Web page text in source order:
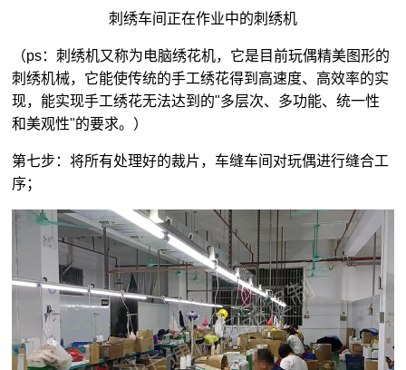
刺绣车间正在作业中的刺绣机
（ps：刺绣机又称为电脑绣花机，它是目前玩偶精美图形的
刺绣机械，它能使传统的手工绣花得到高速度、高效率的实
现，能实现手工绣花无法达到的"多层次、多功能、统一性
和美观性"的要求。）
第七步：将所有处理好的裁片，车缝车间对玩偶进行缝合工
序；